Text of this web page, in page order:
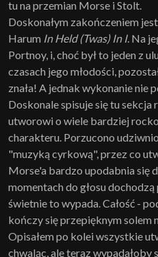
tu na przemian Morse i Stolt.
Doskonałym zakończeniem
Harum In Held (Twas) In I. Na
Portnoy, i, choć był to jeden z
czasach jego młodości,
znała! A jednak wykonanie nie
Doskonale spisuje się tu sekcja
utworowi o wiele bardziej
charakteru. Porzucono
"muzyką cyrkową", przez co
Morse'a bardzo upodabnia się
momentach do głosu
świetnie to wypada. Całość -
kończy się przepięknym solem
Opisałem po kolei wszystkie
chwaląc, ale teraz wypadałoby